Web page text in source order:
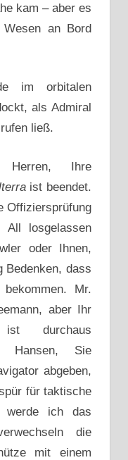
kam – aber es
an Bord
im orbitalen
als Admiral
ließ.
Herren, Ihre
ist beendet.
Offiziersprüfung
All losgelassen
oder Ihnen,
Bedenken, dass
Mr.
aber Ihr
ist durchaus
Hansen, Sie
abgeben,
für taktische
werde ich das
die
mit einem